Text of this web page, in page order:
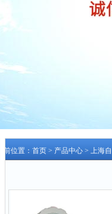
当前位置： 首页 > 产品中心 > 上海